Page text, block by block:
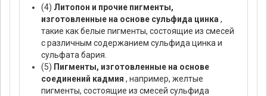
(4) Литопон и прочие пигменты,
изготовленные на основе сульфида цинка ,
такие как белые пигменты, состоящие из смесей
с различным содержанием сульфида цинка и
сульфата бария.
(5) Пигменты, изготовленные на основе
соединений кадмия , например, желтые
пигменты, состоящие из смесей сульфида